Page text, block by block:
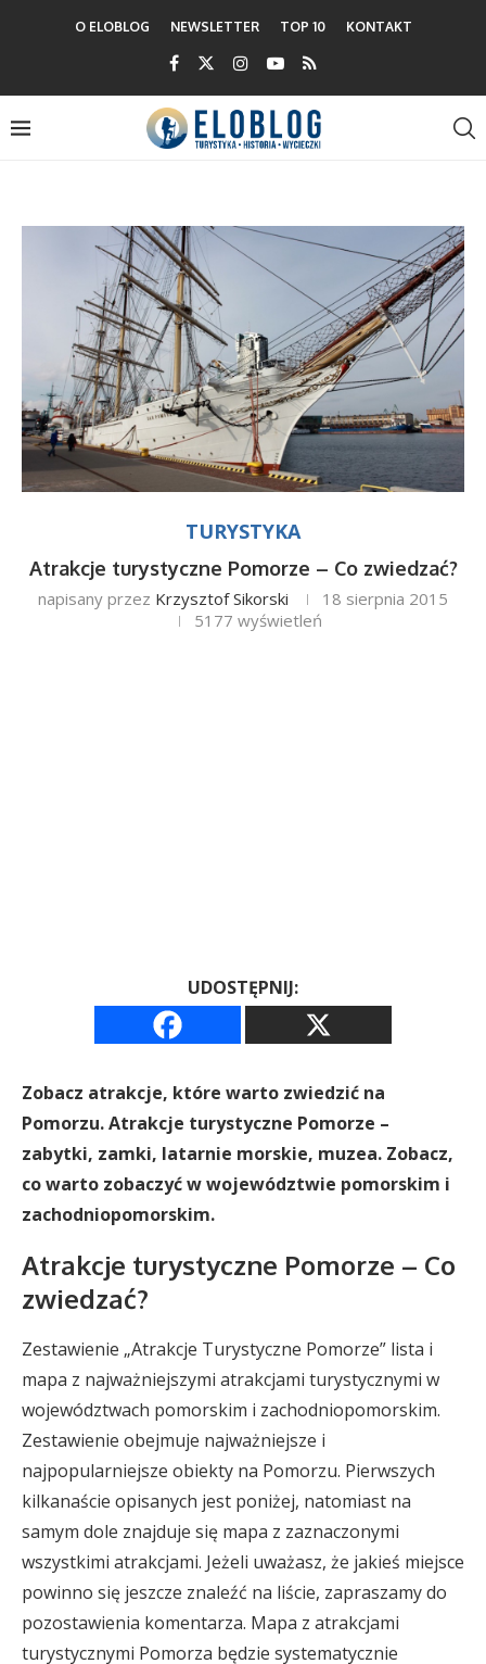
O ELOBLOG NEWSLETTER TOP 10 KONTAKT
TURYSTYKA
Atrakcje turystyczne Pomorze – Co zwiedzać?
napisany przez Krzysztof Sikorski
18 sierpnia 2015
5177 wyświetleń
UDOSTĘPNIJ:
Zobacz atrakcje, które warto zwiedzić na
Pomorzu. Atrakcje turystyczne Pomorze –
zabytki, zamki, latarnie morskie, muzea. Zobacz,
co warto zobaczyć w województwie pomorskim i
zachodniopomorskim.
Atrakcje turystyczne Pomorze – Co
zwiedzać?
Zestawienie „Atrakcje Turystyczne Pomorze” lista i
mapa z najważniejszymi atrakcjami turystycznymi w
województwach pomorskim i zachodniopomorskim.
Zestawienie obejmuje najważniejsze i
najpopularniejsze obiekty na Pomorzu. Pierwszych
kilkanaście opisanych jest poniżej, natomiast na
samym dole znajduje się mapa z zaznaczonymi
wszystkimi atrakcjami. Jeżeli uważasz, że jakieś miejsce
powinno się jeszcze znaleźć na liście, zapraszamy do
pozostawienia komentarza. Mapa z atrakcjami
turystycznymi Pomorza będzie systematycznie